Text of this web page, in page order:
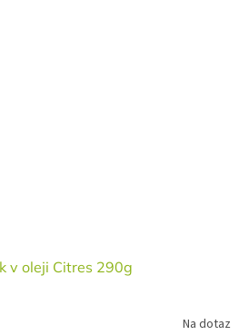
v oleji Citres 290g
Na dotaz